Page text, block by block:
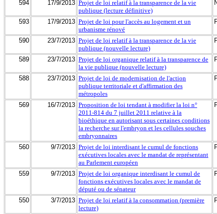
594 17/9/2013 Projet de loi relatif à la transparence de la vie
publique (lecture définitive)
593 17/9/2013 Projet de loi pour l'accès au logement et un
urbanisme rénové
590 23/7/2013 Projet de loi relatif à la transparence de la vie
publique (nouvelle lecture)
589 23/7/2013 Projet de loi organique relatif à la transparence de
la vie publique (nouvelle lecture)
588 23/7/2013 Projet de loi de modernisation de l'action
publique territoriale et d'affirmation des
métropoles
569 16/7/2013 Proposition de loi tendant à modifier la loi n°
2011-814 du 7 juillet 2011 relative à la
bioéthique en autorisant sous certaines conditions
la recherche sur l'embryon et les cellules souches
embryonnaires
560 9/7/2013 Projet de loi interdisant le cumul de fonctions
exécutives locales avec le mandat de représentant
au Parlement européen
559 9/7/2013 Projet de loi organique interdisant le cumul de
fonctions exécutives locales avec le mandat de
député ou de sénateur
550 3/7/2013 Projet de loi relatif à la consommation (première
lecture)